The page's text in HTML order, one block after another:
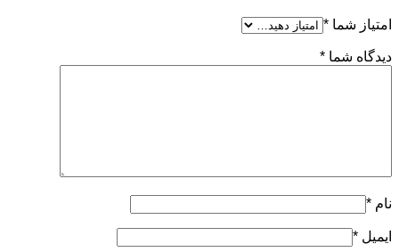
امتیاز شما *
دیدگاه شما *
نام *
ایمیل *